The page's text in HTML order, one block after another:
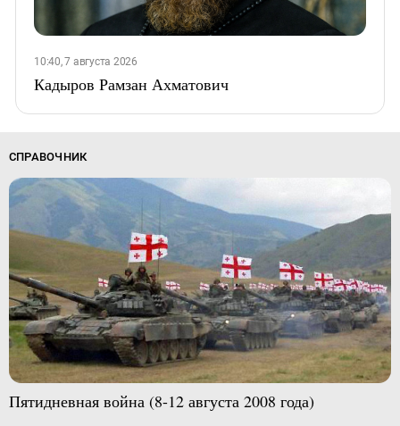
10:40, 7 августа 2026
Кадыров Рамзан Ахматович
СПРАВОЧНИК
Пятидневная война (8-12 августа 2008 года)